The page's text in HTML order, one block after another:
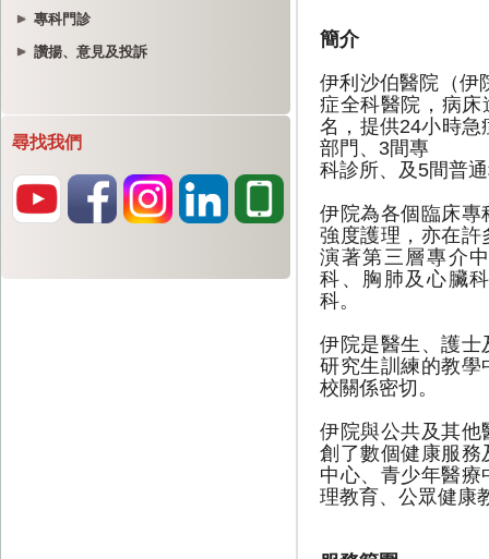
專科門診
讚揚、意見及投訴
尋找我們